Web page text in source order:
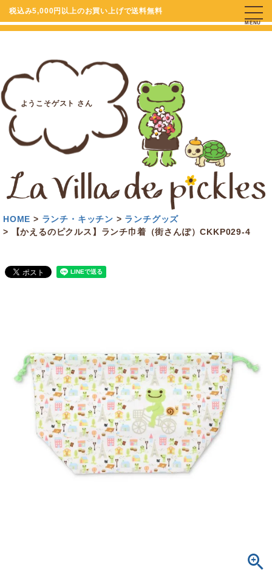
税込み5,000円以上のお買い上げで送料無料
ようこそゲスト さん
MENU
HOME ランチ・キッチン
ランチグッズ
【かえるのピクルス】ランチ巾着（街さんぽ）CKKP029-4